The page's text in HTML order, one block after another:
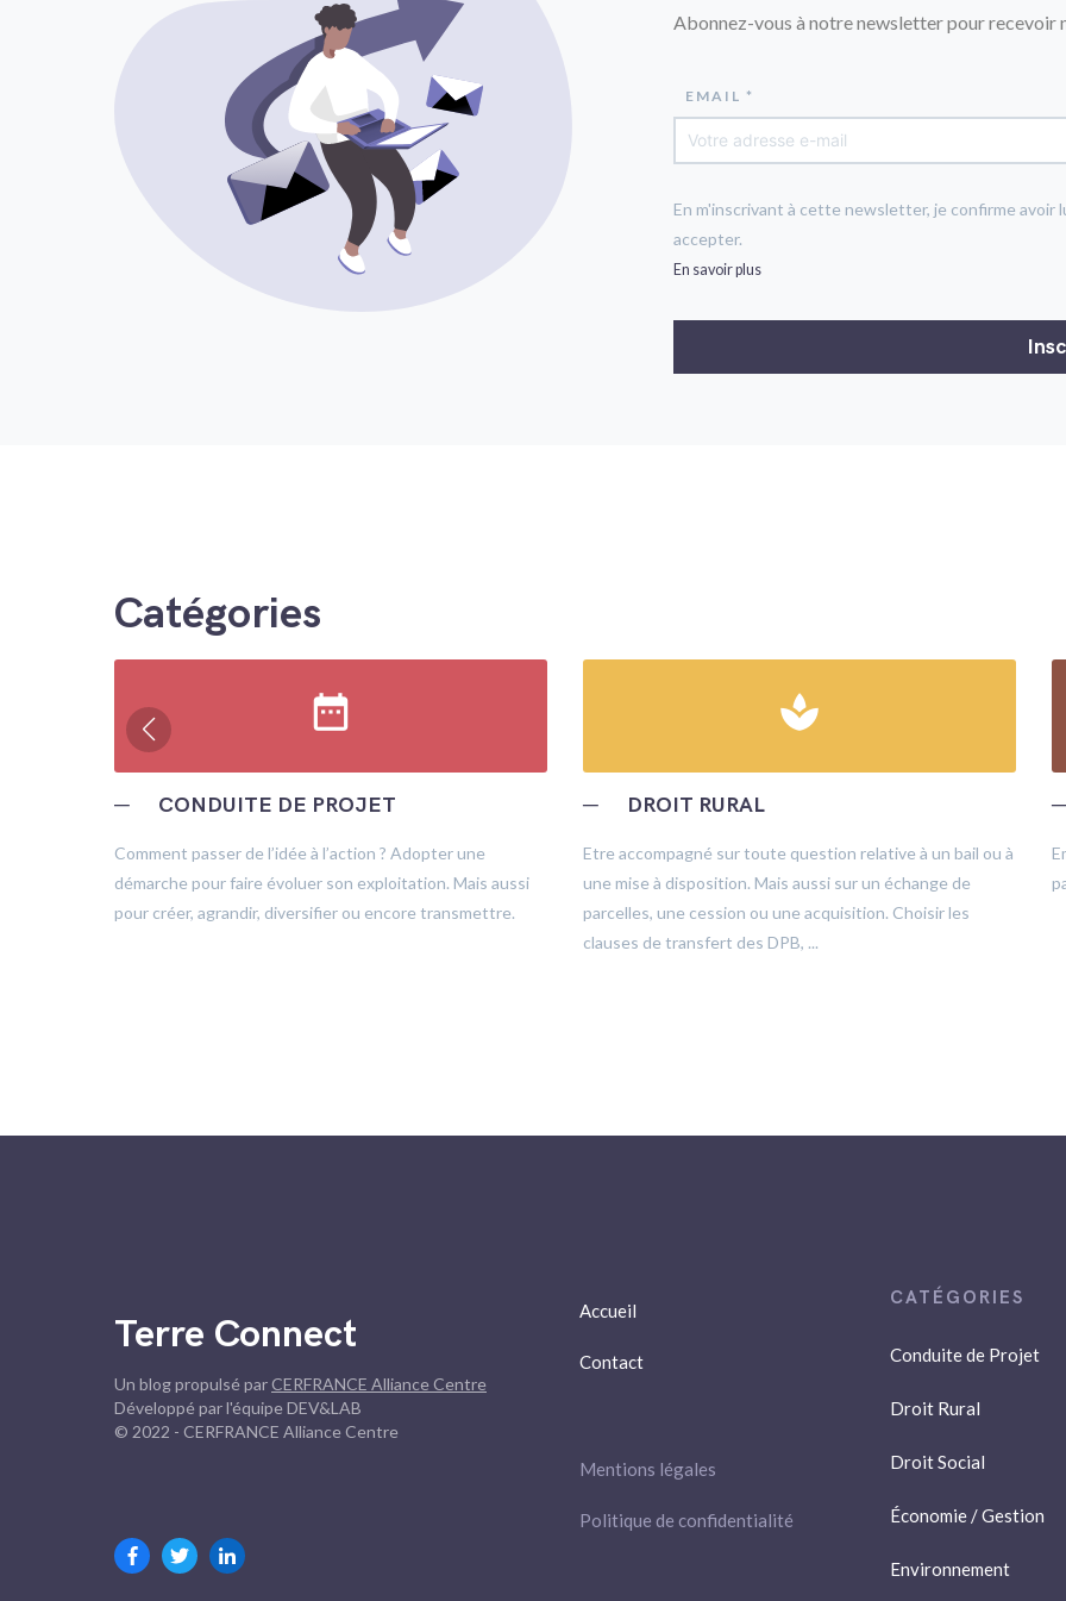
Abonnez-vous à notre newsletter pour recevoir
EMAIL *
En m'inscrivant à cette newsletter, je confirme
accepter.
En savoir plus
Catégories
date_range
─ CONDUITE DE PROJET
Comment passer de l’idée à l’action ? Adopter une
démarche pour faire évoluer son exploitation. Mais aussi
pour créer, agrandir, diversifier ou encore transmettre.
spa
─ DROIT RURAL
Etre accompagné sur toute question relative à un bail ou à
une mise à disposition. Mais aussi sur un échange de
parcelles, une cession ou une acquisition. Choisir les
clauses de transfert des DPB, ...
─
Terre Connect
Un blog propulsé par CERFRANCE Alliance Centre
Développé par l'équipe DEV&LAB
© 2022 - CERFRANCE Alliance Centre
Accueil
Contact
Mentions légales
Politique de confidentialité
Conduite de Projet
Droit Rural
Droit Social
Économie / Gestion
Environnement